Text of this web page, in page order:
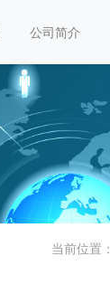
公司简介
当前位置：